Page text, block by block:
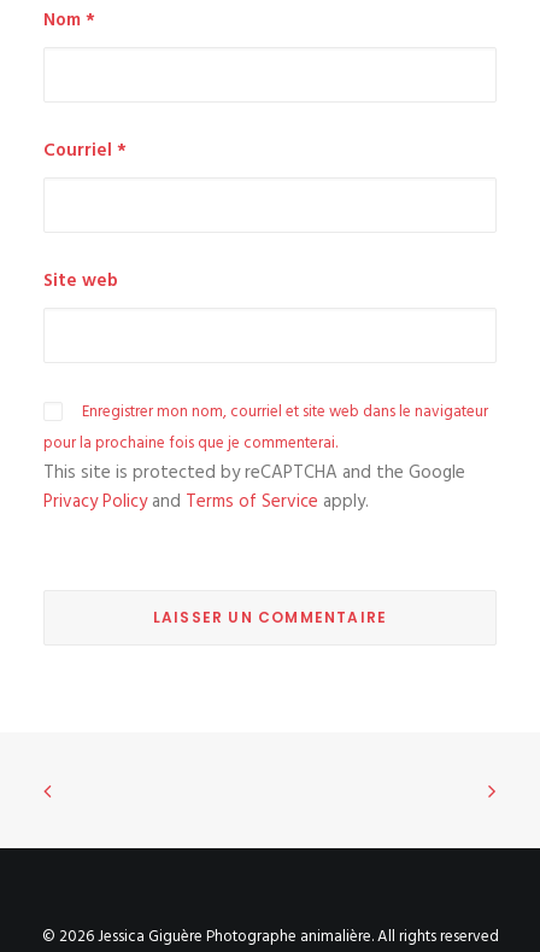
Nom*
Courriel *
Site web
Enregistrer mon nom, courriel et site web dans le navigateur
pour la prochaine fois que je commenterai.
This site is protected by reCAPTCHA and the Google
Privacy Policyand Terms of Service apply.
© 2026 Jessica Giguère Photographe animalière. All rights reserved